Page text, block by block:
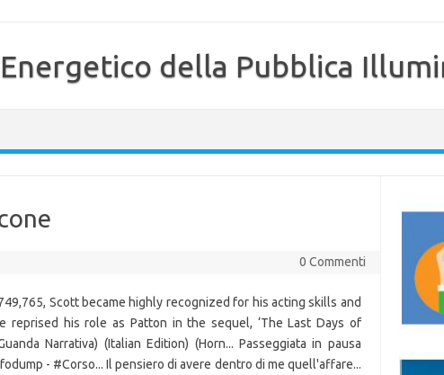
della Pubblica
0 Commenti
Scott became highly recognized for his acting skills and
reprised his role as Patton in the sequel, ‘The Last Days of
Narrativa) (Italian Edition) (Horn... Passeggiata in pausa
- #Corso... Il pensiero di avere dentro di me quell'affare...